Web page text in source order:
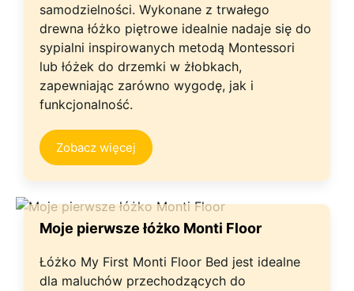
samodzielności. Wykonane z trwałego
drewna łóżko piętrowe idealnie nadaje się do
sypialni inspirowanych metodą Montessori
lub łóżek do drzemki w żłobkach,
zapewniając zarówno wygodę, jak i
funkcjonalność.
Zobacz więcej
Moje pierwsze łóżko Monti Floor
Łóżko My First Monti Floor Bed jest idealne
dla maluchów przechodzących do